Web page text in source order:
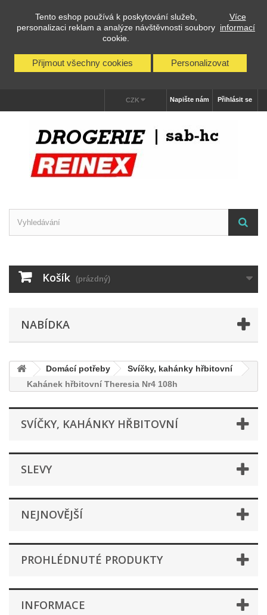
Tento eshop používá k poskytování služeb,
personalizaci reklam a analýze návštěvnosti soubory
cookie.
Více
informací
Přijmout všechny cookies Personalizovat
Přihlásit se
Napište nám
CZK
Košík (prázdný)
NABÍDKA
Domácí potřeby
Svíčky, kahánky hřbitovní
Kahánek hřbitovní Theresia Nr4 108h
SVÍČKY, KAHÁNKY HŘBITOVNÍ
SLEVY
NEJNOVĚJŠÍ
PROHLÉDNUTÉ PRODUKTY
INFORMACE